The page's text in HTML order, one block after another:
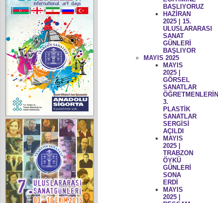
BAŞLIYORUZ
HAZİRAN
2025 | 15.
ULUSLARARASI
SANAT
GÜNLERİ
BAŞLIYOR
MAYIS 2025
MAYIS
2025 |
GÖRSEL
SANATLAR
3.
PLASTİK
SANATLAR
SERGİSİ
AÇILDI
MAYIS
2025 |
TRABZON
ÖYKÜ
GÜNLERİ
SONA
ERDİ
MAYIS
2025 |